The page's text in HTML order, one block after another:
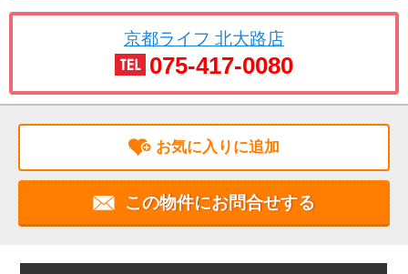
京都ライフ 北大路店
075-417-0080
お気に入りに追加
この物件にお問合せする